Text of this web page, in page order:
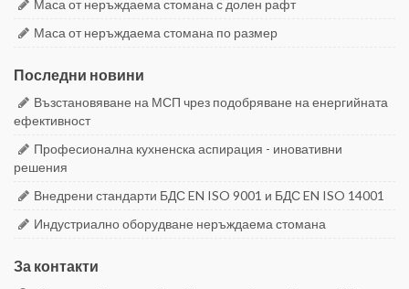
Маса от неръждаема стомана с долен рафт
Маса от неръждаема стомана по размер
Последни новини
Възстановяване на МСП чрез подобряване на енергийната
ефективност
Професионална кухненска аспирация - иновативни
решения
Внедрени стандарти БДС EN ISO 9001 и БДС EN ISO 14001
Индустриално оборудване неръждаема стомана
За контакти